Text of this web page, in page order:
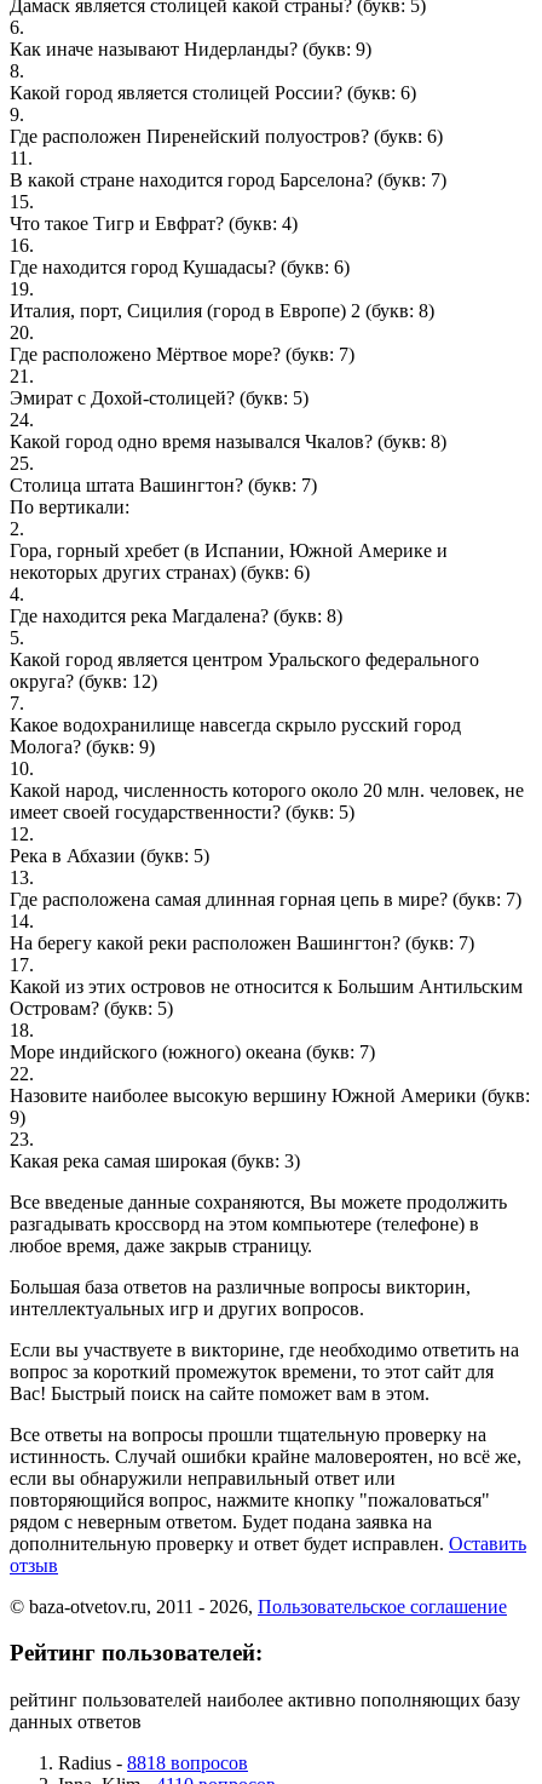
Дамаск является столицей какой страны? (букв: 5)
6.
Как иначе называют Нидерланды? (букв: 9)
8.
Какой город является столицей России? (букв: 6)
9.
Где расположен Пиренейский полуостров? (букв: 6)
11.
В какой стране находится город Барселона? (букв: 7)
15.
Что такое Тигр и Евфрат? (букв: 4)
16.
Где находится город Кушадасы? (букв: 6)
19.
Итaлия, пopт, Cицилия (гopoд в Eвpoпe) 2 (букв: 8)
20.
Где расположено Мёртвое море? (букв: 7)
21.
Эмират с Дохой-столицей? (букв: 5)
24.
Какой город одно время назывался Чкалов? (букв: 8)
25.
Столица штата Вашингтон? (букв: 7)
По вертикали:
2.
Гора, горный хребет (в Испании, Южной Америке и
некоторых других странах) (букв: 6)
4.
Где находится река Магдалена? (букв: 8)
5.
Какой город является центром Уральского федерального
округа? (букв: 12)
7.
Какое водохранилище навсегда скрыло русский город
Молога? (букв: 9)
10.
Какой народ, численность которого около 20 млн. человек, не
имеет своей государственности? (букв: 5)
12.
Река в Абхазии (букв: 5)
13.
Где расположена самая длинная горная цепь в мире? (букв: 7)
14.
На берегу какой реки расположен Вашингтон? (букв: 7)
17.
Какой из этих островов не относится к Большим Антильским
Островам? (букв: 5)
18.
Море индийского (южного) океана (букв: 7)
22.
Назовите наиболее высокую вершину Южной Америки (букв:
9)
23.
Какая река самая широкая (букв: 3)
Все введеные данные сохраняются, Вы можете продолжить
разгадывать кроссворд на этом компьютере (телефоне) в
любое время, даже закрыв страницу.
Большая база ответов на различные вопросы викторин,
интеллектуальных игр и других вопросов.
Если вы участвуете в викторине, где необходимо ответить на
вопрос за короткий промежуток времени, то этот сайт для
Вас! Быстрый поиск на сайте поможет вам в этом.
Все ответы на вопросы прошли тщательную проверку на
истинность. Случай ошибки крайне маловероятен, но всё же,
если вы обнаружили неправильный ответ или
повторяющийся вопрос, нажмите кнопку "пожаловаться"
рядом с неверным ответом. Будет подана заявка на
дополнительную проверку и ответ будет исправлен. Оставить
отзыв
© baza-otvetov.ru, 2011 - 2026, Пользовательское соглашение
Рейтинг пользователей:
рейтинг пользователей наиболее активно пополняющих базу
данных ответов
Radius - 8818 вопросов